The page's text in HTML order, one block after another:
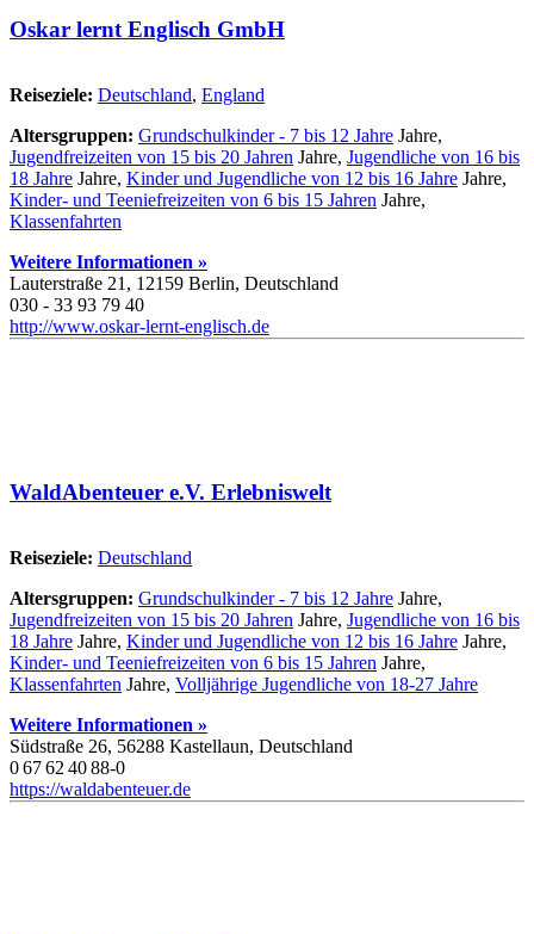
Oskar lernt Englisch GmbH
Reiseziele: Deutschland, England
Altersgruppen: Grundschulkinder - 7 bis 12 Jahre Jahre,
Jugendfreizeiten von 15 bis 20 Jahren Jahre, Jugendliche von 16 bis
18 Jahre Jahre, Kinder und Jugendliche von 12 bis 16 Jahre Jahre,
Kinder- und Teeniefreizeiten von 6 bis 15 Jahren Jahre,
Klassenfahrten
Weitere Informationen »
Lauterstraße 21, 12159 Berlin, Deutschland
030 - 33 93 79 40
http://www.oskar-lernt-englisch.de
WaldAbenteuer e.V. Erlebniswelt
Reiseziele: Deutschland
Altersgruppen: Grundschulkinder - 7 bis 12 Jahre Jahre,
Jugendfreizeiten von 15 bis 20 Jahren Jahre, Jugendliche von 16 bis
18 Jahre Jahre, Kinder und Jugendliche von 12 bis 16 Jahre Jahre,
Kinder- und Teeniefreizeiten von 6 bis 15 Jahren Jahre,
Klassenfahrten Jahre, Volljährige Jugendliche von 18-27 Jahre
Weitere Informationen »
Südstraße 26, 56288 Kastellaun, Deutschland
0 67 62 40 88-0
https://waldabenteuer.de